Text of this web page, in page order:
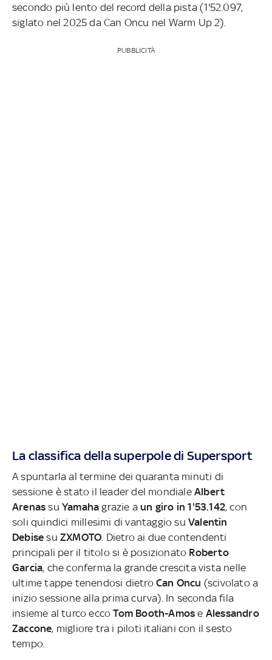
secondo più lento del record della pista (1'52.097,
siglato nel 2025 da Can Oncu nel Warm Up 2).
PUBBLICITÀ
La classifica della superpole di Supersport
A spuntarla al termine dei quaranta minuti di
sessione è stato il leader del mondiale Albert
ArenassuYamahagrazie a un giro in 1'53.142, con
soli quindici millesimi di vantaggio su Valentin
DebisesuZXMOTO . Dietro ai due contendenti
principali per il titolo si è posizionato Roberto
Garcia, che conferma la grande crescita vista nelle
ultime tappe tenendosi dietro Can Oncu (scivolato a
inizio sessione alla prima curva). In seconda fila
insieme al turco eccoTom Booth-Amos e Alessandro
Zaccone, migliore tra i piloti italiani con il sesto
tempo.